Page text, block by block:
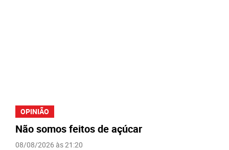
OPINIÃO
Não somos feitos de açúcar
08/08/2026 às 21:20